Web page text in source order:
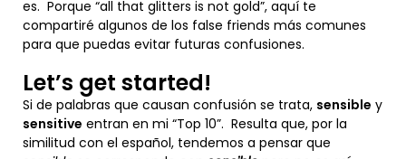
es. Porque “all that glitters is not gold”, aquí te
compartiré algunos de los false friends más comunes
para que puedas evitar futuras confusiones.
Let’s get started!
Si de palabras que causan confusión se trata, sensible y
sensitive entran en mi “Top 10”. Resulta que, por la
similitud con el español, tendemos a pensar que